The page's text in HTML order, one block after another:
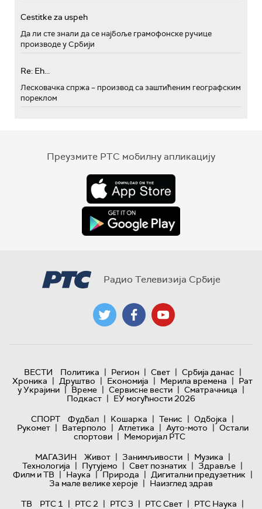
Cestitke za uspeh
Да ли сте знали да се најбоље грамофонске ручице
производе у Србији
Re: Eh...
Лесковачка спржа – производ са заштићеним географским
пореклом
Преузмите РТС мобилну апликацију
Радио Телевизија Србије
ВЕСТИ Политика | Регион | Свет | Србија данас |
Хроника | Друштво | Економија | Мерила времена | Рат
у Украјини | Време | Сервисне вести | Сматрачница |
Подкаст | ЕУ могућности 2026
СПОРТ
Фудбал | Кошарка | Тенис | Одбојка |
Рукомет | Ватерполо | Атлетика | Ауто-мото | Остали
спортови | Меморијал РТС
МАГАЗИН
Живот | Занимљивости | Музика |
Технологијa | Путујемо | Свет познатих | Здравље |
Филм и ТВ | Наука | Природа | Дигитални предузетник |
За мале велике хероје | Наизглед здрав
ТВ
РТС 1 | РТС 2 | РТС 3 | РТС Свет | РТС Наука |